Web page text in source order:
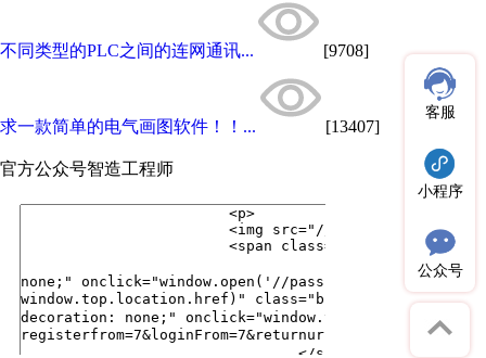
不同类型的PLC之间的连网通讯... [9708]
求一款简单的电气画图软件！！... [13407]
官方公众号智造工程师
客服
小程序
公众号